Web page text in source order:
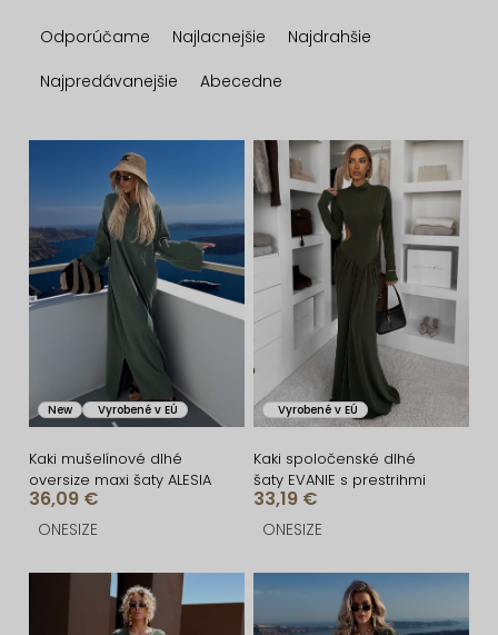
a
d
n
e
p
r
u
k
t
o
v
Odporúčame Najlacnejšie
Najdrahšie
Najpredávanejšie
Abecedne
ý
p
i
s
o
d
u
k
o
New Vyrobené v EÚ
Kaki mušelínové dlhé
oversize maxi šaty ALESIA
36,09 €
ONESIZE
Vyrobené v EÚ
Kaki spoločenské dlhé
šaty EVANIE s prestrihmi
33,19 €
ONESIZE